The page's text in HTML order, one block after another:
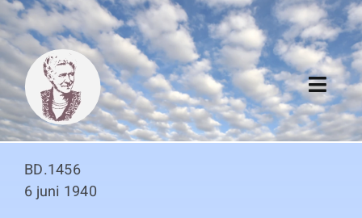
Skip
to
content
Algemeen
BD.1456
6 juni 1940